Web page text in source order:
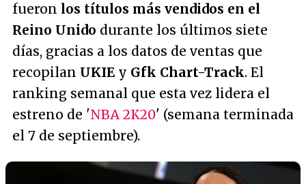
fueron los títulos más vendidos en el
Reino Unido durante los últimos siete
días, gracias a los datos de ventas que
recopilan UKIE y Gfk Chart-Track. El
ranking semanal que esta vez lidera el
estreno de 'NBA 2K20' (semana terminada
el 7 de septiembre).